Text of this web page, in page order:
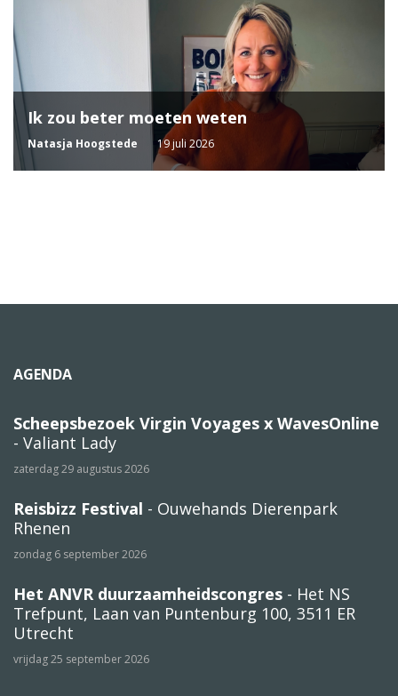
Ik zou beter moeten weten
Natasja Hoogstede 19 juli 2026
AGENDA
Scheepsbezoek Virgin Voyages x WavesOnline
- Valiant Lady
zaterdag 29 augustus 2026
Reisbizz Festival - Ouwehands Dierenpark
Rhenen
zondag 6 september 2026
Het ANVR duurzaamheidscongres - Het NS
Trefpunt, Laan van Puntenburg 100, 3511 ER
Utrecht
vrijdag 25 september 2026